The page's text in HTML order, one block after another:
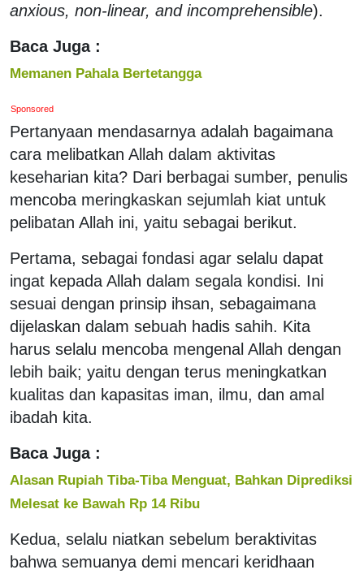
anxious, non-linear, and incomprehensible).
Baca Juga :
Memanen Pahala Bertetangga
Sponsored
Pertanyaan mendasarnya adalah bagaimana
cara melibatkan Allah dalam aktivitas
keseharian kita? Dari berbagai sumber, penulis
mencoba meringkaskan sejumlah kiat untuk
pelibatan Allah ini, yaitu sebagai berikut.
Pertama, sebagai fondasi agar selalu dapat
ingat kepada Allah dalam segala kondisi. Ini
sesuai dengan prinsip ihsan, sebagaimana
dijelaskan dalam sebuah hadis sahih. Kita
harus selalu mencoba mengenal Allah dengan
lebih baik; yaitu dengan terus meningkatkan
kualitas dan kapasitas iman, ilmu, dan amal
ibadah kita.
Baca Juga :
Alasan Rupiah Tiba-Tiba Menguat, Bahkan Diprediksi
Melesat ke Bawah Rp 14 Ribu
Kedua, selalu niatkan sebelum beraktivitas
bahwa semuanya demi mencari keridhaan